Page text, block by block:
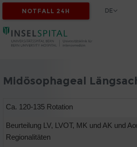
NOTFALL 24H DE
Midösophageal
Ca. 120-135 Rotation
Beurteilung LV, LVOT, MK und AK und
Regionalitäten